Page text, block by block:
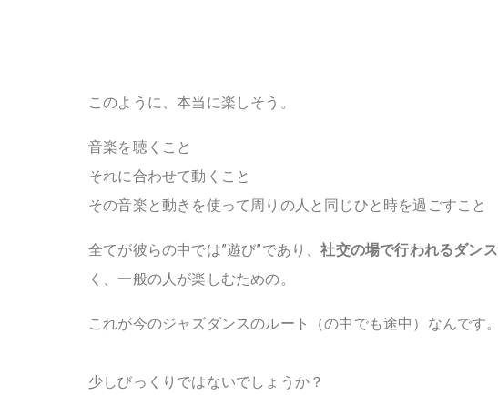
このように、本当に楽しそう。
音楽を聴くこと
それに合わせて動くこと
その音楽と動きを使って周りの人と同じひと時を過ごすこと
全てが彼らの中では”遊び”であり、社交の場で行われるダンス
く、一般の人が楽しむための。
これが今のジャズダンスのルート（の中でも途中）なんです。
少しびっくりではないでしょうか？